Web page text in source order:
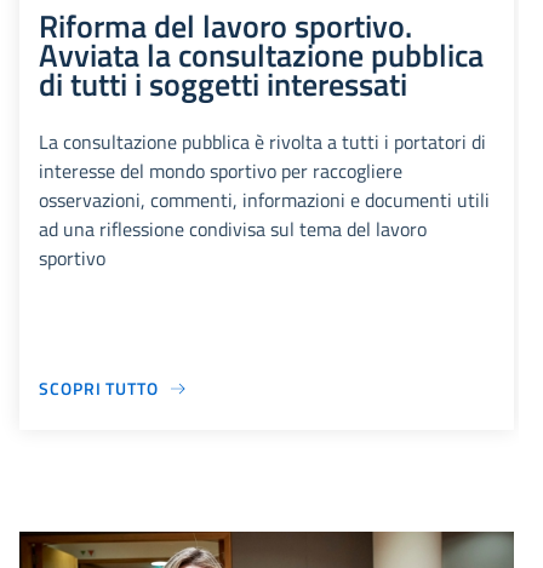
Riforma del lavoro sportivo.
Avviata la consultazione pubblica
di tutti i soggetti interessati
La consultazione pubblica è rivolta a tutti i portatori di
interesse del mondo sportivo per raccogliere
osservazioni, commenti, informazioni e documenti utili
ad una riflessione condivisa sul tema del lavoro
sportivo
SCOPRI TUTTO